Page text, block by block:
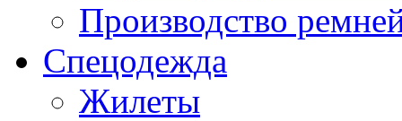
Производство
Спецодежда
Жилеты